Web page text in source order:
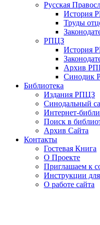
Русская
История
Труды
РПЦЗ
История
Архив
Синодик
Библиотека
Издания РПЦЗ
Синодальный
Интернет-
Поиск в
Архив Сайта
Контакты
Гостевая Книга
О Проекте
Приглашаем к
Инструкции
О работе сайта